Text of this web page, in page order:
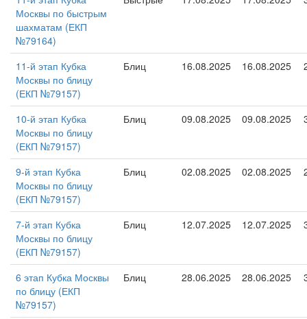
Москвы по быстрым
шахматам (ЕКП
№79164)
11-й этап Кубка
Москвы по блицу
(ЕКП №79157)
Блиц 16.08.2025 16.08.2025
10-й этап Кубка
Москвы по блицу
(ЕКП №79157)
Блиц 09.08.2025 09.08.2025
9-й этап Кубка
Москвы по блицу
(ЕКП №79157)
Блиц 02.08.2025 02.08.2025
7-й этап Кубка
Москвы по блицу
(ЕКП №79157)
Блиц 12.07.2025 12.07.2025
6 этап Кубка Москвы
по блицу (ЕКП
№79157)
Блиц 28.06.2025 28.06.2025